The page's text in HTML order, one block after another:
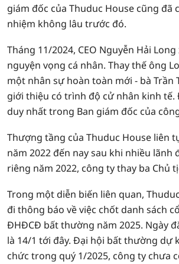
giám đốc của Thuduc House cũng đã
nhiệm không lâu trước đó.
Tháng 11/2024, CEO Nguyễn Hải
nguyện vọng cá nhân. Thay thế ông
một nhân sự hoàn toàn mới - bà Trần
giới thiệu có trình độ cử nhân kinh tế.
duy nhất trong Ban giám đốc của
Thượng tầng của Thuduc House liên
năm 2022 đến nay sau khi nhiều lãnh
riêng năm 2022, công ty thay ba Chủ
Trong một diễn biến liên quan,
đi thông báo về việc chốt danh sách
ĐHĐCĐ bất thường năm 2025. Ngày
là 14/1 tới đây. Đại hội bất thường dự
chức trong quý 1/2025, công ty chưa